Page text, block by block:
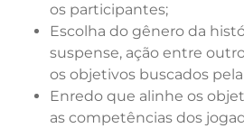
os participantes;
Escolha do gênero da
suspense, ação entre
os objetivos buscados
Enredo que alinhe os
as competências dos